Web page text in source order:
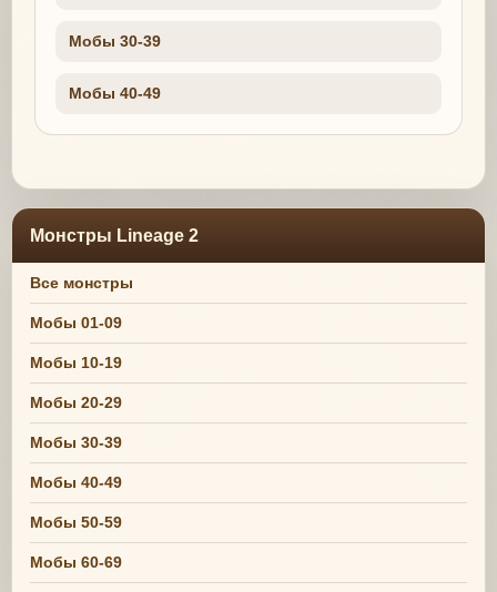
Мобы 30-39
Мобы 40-49
Монстры Lineage 2
Все монстры
Мобы 01-09
Мобы 10-19
Мобы 20-29
Мобы 30-39
Мобы 40-49
Мобы 50-59
Мобы 60-69